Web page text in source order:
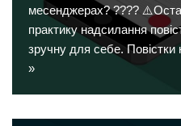
месенджерах? ????
практику надсилання
зручну для себе.
»